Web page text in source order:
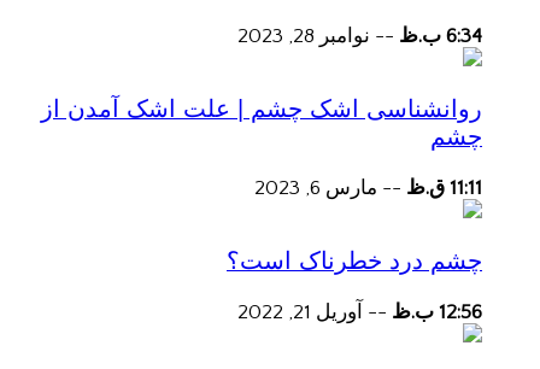
6:34 ب.ظ -- نوامبر 28, 2023
روانشناسی اشک چشم | علت اشک آمدن از
چشم
11:11 ق.ظ -- مارس 6, 2023
چشم درد خطرناک است؟
12:56 ب.ظ -- آوریل 21, 2022